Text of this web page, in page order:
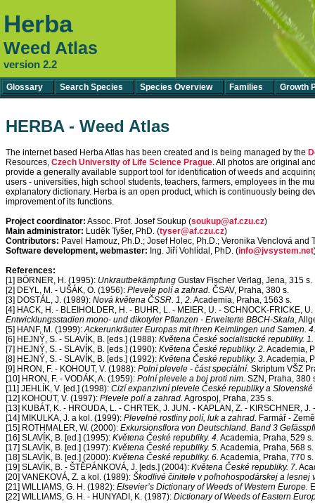
Herba
Weed Atlas
version 2.2
Glossary Search Species Species Overview Families Growth
HERBA - Weed Atlas
The internet based Herba Atlas has been created and is being managed by the
Resources, Czech University of Life Science Prague. All photos are original
provide a generally available support tool for identification of weeds and
users - universities, high school students, teachers, farmers, employees in the
explanatory dictionary. Herba is an open product, which is continuously being
improvement of its functions.
Project coordinator: Assoc. Prof. Josef Soukup (soukup@af.czu.cz)
Main administrator: Luděk Tyšer, PhD. (tyser@af.czu.cz)
Contributors: Pavel Hamouz, Ph.D.; Josef Holec, Ph.D.; Veronika Venclová and
Software development, webmaster: Ing. Jiří Vohlídal, PhD. (info@jvsystem.net
References:
[1] BÖRNER, H. (1995): Unkrautbekämpfung Gustav Fischer Verlag, Jena, 315 s.
[2] DEYL, M. - UŠÁK, O. (1956): Plevele polí a zahrad. ČSAV, Praha, 380 s.
[3] DOSTÁL, J. (1989): Nová květena ČSSR. 1, 2. Academia, Praha, 1563 s.
[4] HACK, H. - BLEIHOLDER, H. - BUHR, L. - MEIER, U. - SCHNOCK-FRICKE,
Entwicklungsstadien mono- und dikotyler Pflanzen - Erweiterte BBCH-Skala,
[5] HANF, M. (1999):Ackerunkräuter Europas mit ihren Keimlingen und Samen.
[6] HEJNÝ, S. - SLAVÍK, B. [eds.] (1988): Květena České socialistické republiky. 1.
[7] HEJNÝ, S. - SLAVÍK, B. [eds.] (1990): Květena České republiky. 2. Academia,
[8] HEJNÝ, S. - SLAVÍK, B. [eds.] (1992): Květena České republiky. 3. Academia,
[9] HRON, F. - KOHOUT, V. (1988): Polní plevele - část speciální. Skriptum VŠZ
[10] HRON, F. - VODÁK, A. (1959): Polní plevele a boj proti nim. SZN, Praha, 380
[11] JEHLÍK, V. [ed.] (1998): Cizí expanzivní plevele České republiky a Slovenské
[12] KOHOUT, V. (1997): Plevele polí a zahrad. Agrospoj, Praha, 235 s.
[13] KUBÁT, K. - HROUDA, L. - CHRTEK, J. JUN. - KAPLAN, Z. - KIRSCHNER,
[14] MIKULKA, J. a kol. (1999): Plevelné rostliny polí, luk a zahrad. Farmář -
[15] ROTHMALER, W. (2000): Exkursionsflora von Deutschland. Band 3
[16] SLAVÍK, B. [ed.] (1995): Květena České republiky. 4. Academia, Praha, 529 s.
[17] SLAVÍK, B. [ed.] (1997): Květena České republiky. 5. Academia, Praha, 568 s.
[18] SLAVÍK, B. [ed.] (2000): Květena České republiky. 6. Academia, Praha, 770 s.
[19] SLAVÍK, B. - ŠTĚPÁNKOVÁ, J. [eds.] (2004): Květena České republiky. 7.
[20] VANEKOVÁ, Z. a kol. (1989): Škodlivé činitele v poľnohospodárskej a lesnej
[21] WILLIAMS, G. H. (1982): Elsevier’s Dictionary of Weeds of Western Europe.
[22] WILLIAMS, G. H. - HUNYADI, K. (1987): Dictionary of Weeds of Eastern